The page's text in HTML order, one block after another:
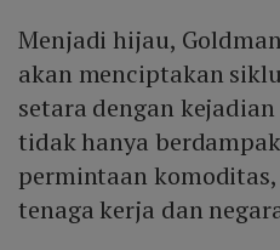
Menjadi hijau,
akan menciptakan
setara dengan
tidak hanya
permintaan
tenaga kerja dan